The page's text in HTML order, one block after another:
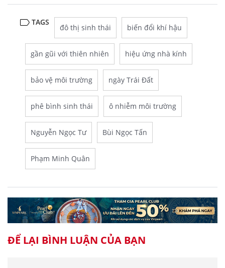
TAGS
đô thị sinh thái biến đổi khí hậu
gần gũi với thiên nhiên hiệu ứng nhà kính
bảo vệ môi trường ngày Trái Đất
phê bình sinh thái ô nhiễm môi trường
Nguyễn Ngọc Tư Bùi Ngọc Tấn
Phạm Minh Quân
ĐỂ LẠI BÌNH LUẬN CỦA BẠN